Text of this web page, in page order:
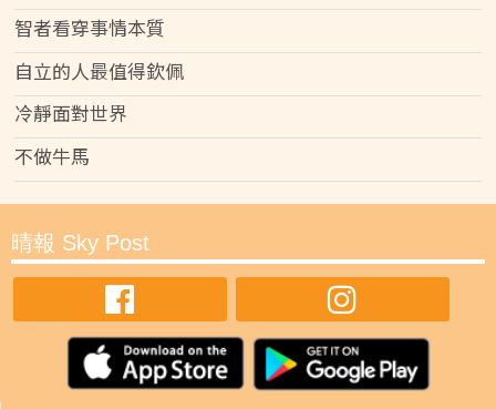
智者看穿事情本質
自立的人最值得欽佩
冷靜面對世界
不做牛馬
晴報 Sky Post